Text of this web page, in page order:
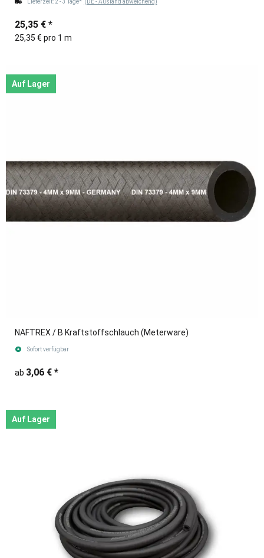
25,35 € *
25,35 € pro 1 m
Auf Lager
NAFTREX / B Kraftstoffschlauch (Meterware)
Sofort verfügbar
ab 3,06 € *
Auf Lager